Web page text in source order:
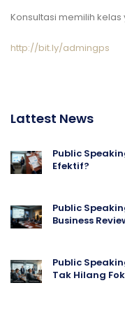
Konsultasi memilih
http://bit.ly/admingps
Lattest News
Public
Efektif?
Public
Business
Public
Tak Hilang